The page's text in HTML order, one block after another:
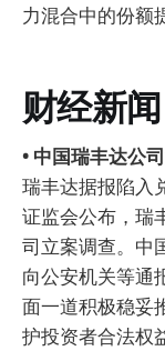
力混合中的份额
财经新闻
• 中国瑞丰达公
瑞丰达据报陷入
证监会公布，瑞
司立案调查。中
向公安机关等通
面一道积极稳妥
护投资者合法权